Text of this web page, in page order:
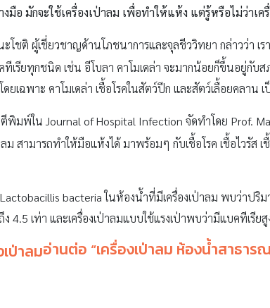
มือ มักจะใช้เครื่องเป่าลม เพื่อทำให้แห้ง แต่รู้หรือไม่ว่าเค
โชติ ผู้เชี่ยวชาญด้านโภชนาการและจุลชีววิทยา กล่าวว่า เร
ทีเรียทุกชนิด เช่น อีโบลา คาโมเดล่า จะมากน้อยก็ขึ้นอยู่กั
ยเฉพาะ คาโมเดล่า เชื้อโรคในสัตว์ปีก และสัตว์เลื้อยคลา
พิมพ์ใน Journal of Hospital Infection จัดทำโดย Prof.
ลม สามารถทำให้มือแห้งได้ มาพร้อมๆ กับเชื้อโรค เชื้อไวรัส
bacteria ในห้องน้ำที่มีเครื่องเป่าลม พบว่าปริ
4.5 เท่า และเครื่องเป่าลมแบบใช้แรงเป่าพบว่ามีแบคทีเรีย
อ่านต่อ “เครื่องเป่าลม ห้องน้ำสาธาร